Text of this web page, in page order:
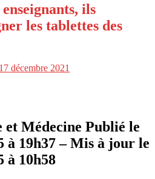
ils
les tablettes des
7 décembre 2021
et Médecine Publié le
à 19h37 – Mis à jour le
à 10h58